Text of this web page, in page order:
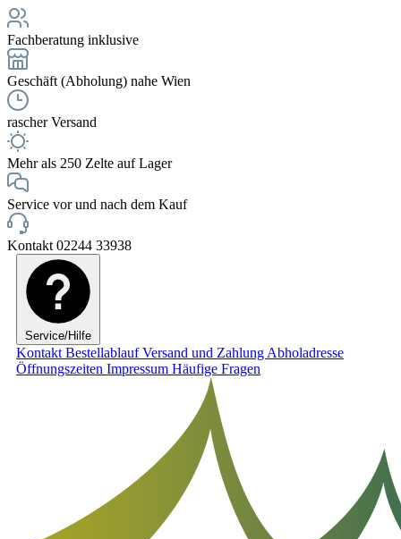
Fachberatung inklusive
Geschäft (Abholung) nahe Wien
rascher Versand
Mehr als 250 Zelte auf Lager
Service vor und nach dem Kauf
Kontakt 02244 33938
Service/Hilfe
Kontakt BestellablaufVersand und Zahlung Abholadresse
Öffnungszeiten Impressum Häufige Fragen